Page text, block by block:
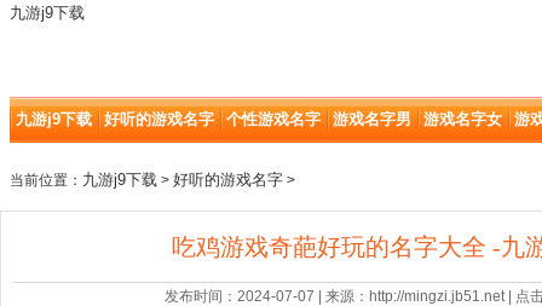
九游j9下载
九游j9下载 好听的游戏名字 个性游戏名字 游戏名字男 游戏名字女 游
当前位置： 九游j9下载 > 好听的游戏名字 >
吃鸡游戏奇葩好玩的名字大全 -九
发布时间：2024-07-07 | 来源：http://mingzi.jb51.net | 点